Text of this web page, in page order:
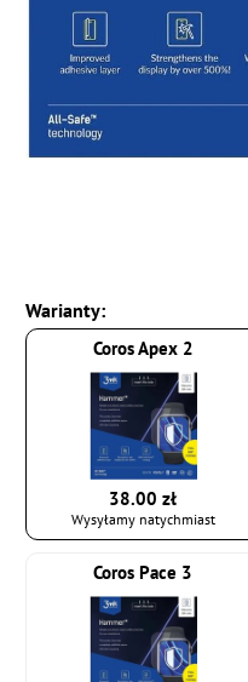
Warianty:
Coros Apex 2
38.00 zł
Wysyłamy natychmiast
Coros Pace 3